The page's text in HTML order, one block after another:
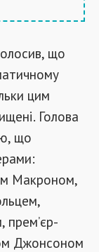
що
цим
Голова
що
Макроном,
Джонсоном